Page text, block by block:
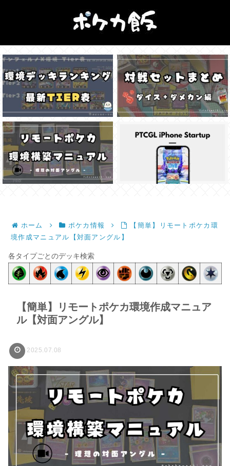
ホーム ポケカ情報
【簡単】リモートポケカ環
境作成マニュアル【対面アングル】
各タイプごとのデッキ検索
【簡単】リモートポケカ環境作成マニュア
ル【対面アングル】
2025.07.08